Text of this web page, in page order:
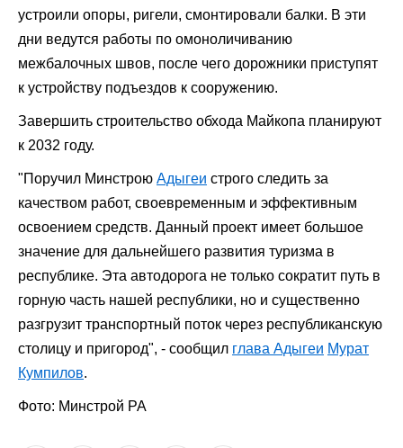
устроили опоры, ригели, смонтировали балки. В эти
дни ведутся работы по омоноличиванию
межбалочных швов, после чего дорожники приступят
к устройству подъездов к сооружению.
Завершить строительство обхода Майкопа планируют
к 2032 году.
"Поручил Минстрою Адыгеи строго следить за
качеством работ, своевременным и эффективным
освоением средств. Данный проект имеет большое
значение для дальнейшего развития туризма в
республике. Эта автодорога не только сократит путь в
горную часть нашей республики, но и существенно
разгрузит транспортный поток через республиканскую
столицу и пригород", - сообщил глава Адыгеи Мурат
Кумпилов.
Фото: Минстрой РА